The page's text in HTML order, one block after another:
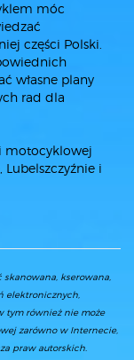
móc
części Polski.
własne plany
rad dla
motocyklowej
i
kserowana,
elektronicznych,
tym również nie może
zarówno w Internecie,
praw autorskich.